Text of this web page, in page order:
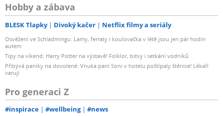
Hobby a zábava
BLESK Tlapky Divoký kačer Netflix filmy a seriály
Osvěžení ve Schladmingu: Lamy, ferraty i koulovačka v létě jsou jen pár hodin
autem
Tipy na víkend: Harry Potter na výstavě! Folklor, bitvy i setkání vodníků
Přibývá paniky na dovolené: Vnuka paní Soni v hotelu poštípaly štěnice! Lékaři
varují
Pro generaci Z
#inspirace #wellbeing #news